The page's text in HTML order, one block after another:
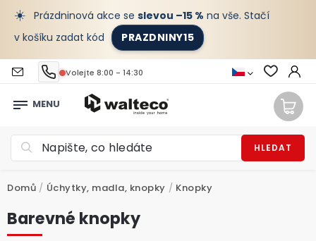
☀️ Prázdninová akce se slevou –15 % na vše. Stačí
v košíku zadat kód
PRAZDNINY15
Volejte 8:00 - 14:30
HLEDAT
Domů / Úchytky, madla, knopky / Knopky
Barevné knopky